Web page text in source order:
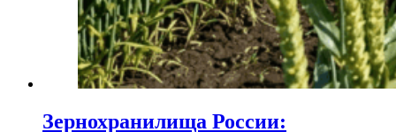
Зернохранилища России: